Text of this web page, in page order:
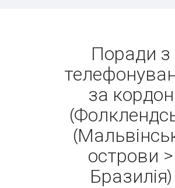
Поради з
за кордон
острови >
Бразилія)